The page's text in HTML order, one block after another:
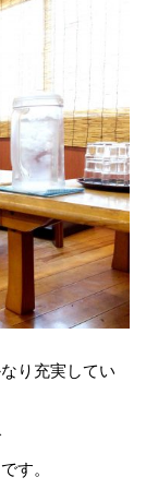
り充実してい
す。